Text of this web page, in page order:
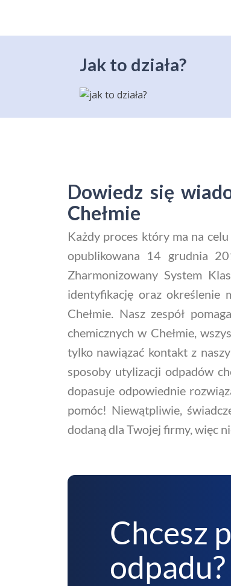
Jak to działa?
Dowiedz się
Chełmie
Każdy proces który ma na
opublikowana 14 grudnia
Zharmonizowany System
identyfikację oraz określenie
Chełmie. Nasz zespół
chemicznych w Chełmie,
tylko nawiązać kontakt z
sposoby utylizacji odpadów
dopasuje odpowiednie
pomóc! Niewątpliwie,
dodaną dla Twojej firmy, więc
Chcesz